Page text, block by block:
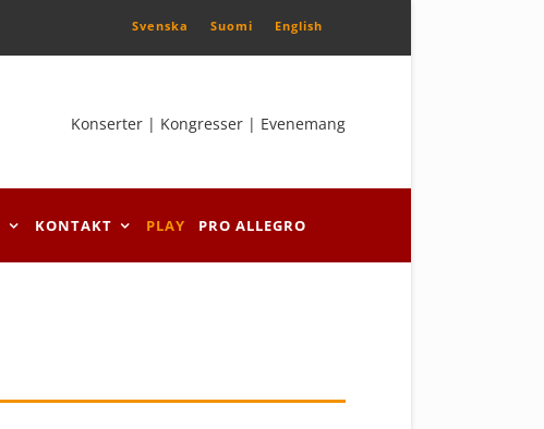
Svenska Suomi English
Konserter | Kongresser | Evenemang
KONTAKT PLAY PRO ALLEGRO